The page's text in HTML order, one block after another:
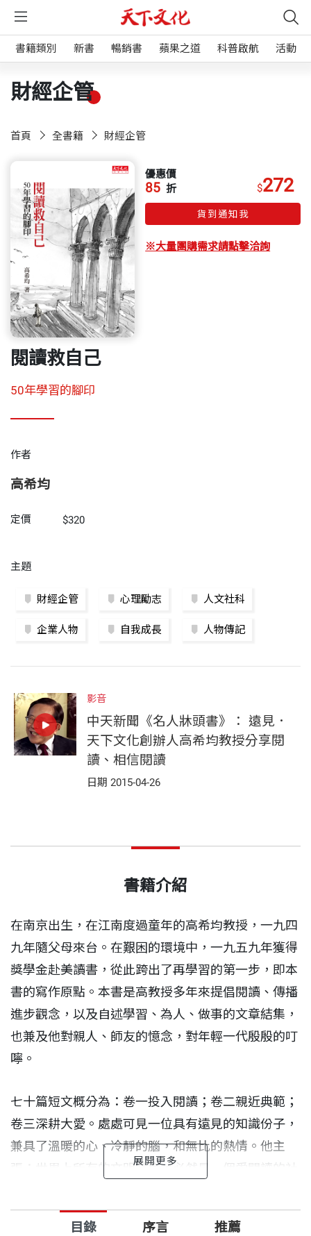
書籍類別 新書 暢銷書 蘋果之道 科普啟航 活動
財經企管
首頁 全書籍 財經企管
優惠價
85 折 $272
貨到通知我
※大量團購需求請點擊洽詢
閱讀救自己
50年學習的腳印
作者
高希均
定價 $320
主題
財經企管 心理勵志 人文社科
企業人物 自我成長 人物傳記
影音
中天新聞《名人牀頭書》： 遠見．
天下文化創辦人高希均教授分享閱
讀、相信閱讀
日期 2015-04-26
書籍介紹
在南京出生，在江南度過童年的高希均教授，一九四
九年隨父母來台。在艱困的環境中，一九五九年獲得
獎學金赴美讀書，從此跨出了再學習的第一步，即本
書的寫作原點。 本書是高教授多年來提倡閱讀、傳播
進步觀念，以及自述學習、為人、做事的文章結集，
也兼及他對親人、師友的憶念，對年輕一代殷殷的叮
嚀。
七十篇短文概分為：卷一投入閱讀；卷二親近典範；
卷三深耕大愛。處處可見一位具有遠見的知識份子，
兼具了溫暖的心、冷靜的腦，和無比的熱情。 他主
張：世界上所有的文明社會，必然是一個愛閱讀的社
學習得更快、更徹底，就是「閱讀救自己」的根本。
目錄 序言 推薦